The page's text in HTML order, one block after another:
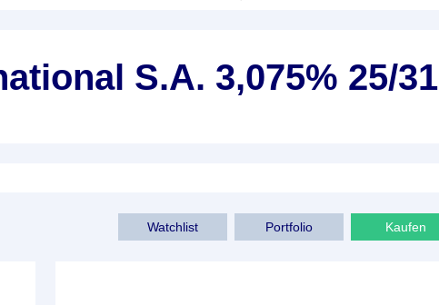
S.A. 3,075% 25/31
Kaufen
Portfolio
Watchlist